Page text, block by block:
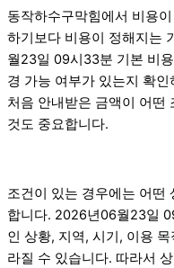
동작하수구막힘에서 비용
하기보다 비용이 정해지는
월23일 09시33분 기본 비
경 가능 여부가 있는지 확
처음 안내받은 금액이 어떤
것도 중요합니다.
조건이 있는 경우에는 어떤
합니다. 2026년06월23일
인 상황, 지역, 시기, 이용
라질 수 있습니다. 따라서